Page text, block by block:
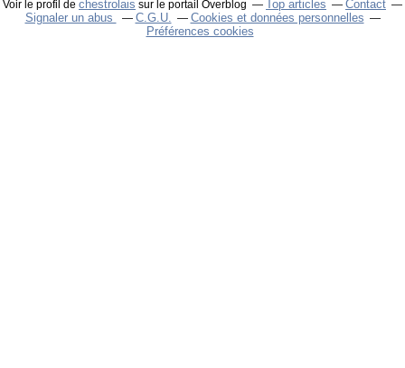
Voir le profil de chestrolais sur le portail Overblog Top articles
Contact
Signaler un abus
C.G.U.
Cookies et données personnelles
Préférences cookies